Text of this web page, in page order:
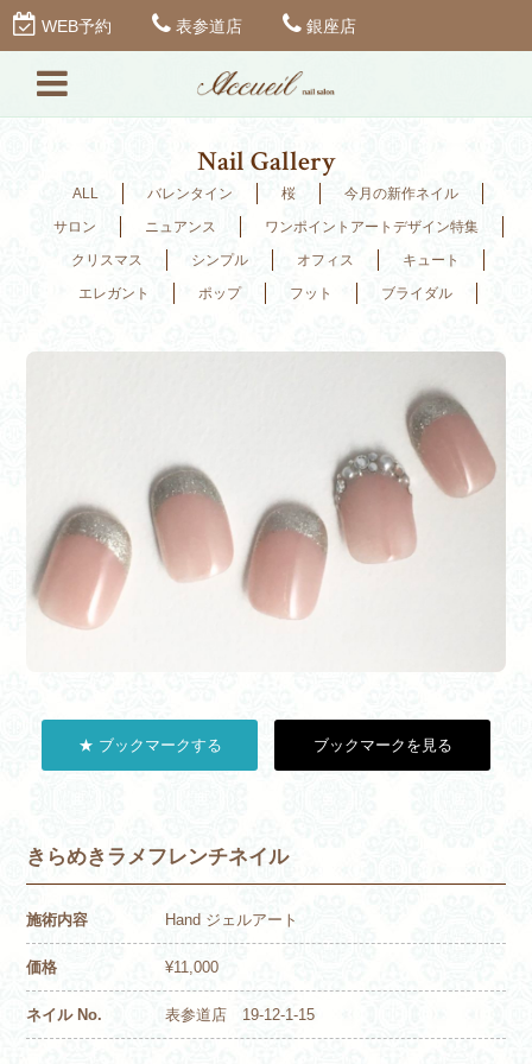
WEB予約 表参道店 銀座店
Nail Gallery
ALL バレンタイン 桜
今月の新作ネイル
サロン
ニュアンス
ワンポイントアートデザイン特集
クリスマス
シンプル オフィス
キュート
エレガント
ポップ フット ブライダル
★ ブックマークする ブックマークを見る
きらめきラメフレンチネイル
施術内容 Hand ジェルアート
価格 ¥11,000
ネイル No. 表参道店 19-12-1-15